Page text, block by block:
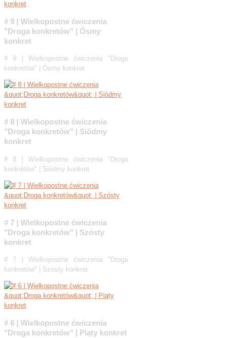
# 9 | Wielkopostne ćwiczenia
"Droga konkretów" | Ósmy
konkret
# 9 | Wielkopostne ćwiczenia "Droga
konkretów" | Ósmy konkret
# 8 | Wielkopostne ćwiczenia
"Droga konkretów" | Siódmy
konkret
# 8 | Wielkopostne ćwiczenia "Droga
konkretów" | Siódmy konkret
# 7 | Wielkopostne ćwiczenia
"Droga konkretów" | Szósty
konkret
# 7 | Wielkopostne ćwiczenia "Droga
konkretów" | Szósty konkret
# 6 | Wielkopostne ćwiczenia
"Droga konkretów" | Piąty konkret